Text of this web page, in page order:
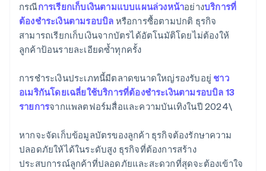
กรณีการเรียกเก็บเงินตามแบบแผนล่วงหน้าอย่างบริการที่
ต้องชำระเงินตามรอบบิล หรือการซื้อตามปกติ ธุรกิจ
สามารถเรียกเก็บเงินจากบัตรได้อัตโนมัติโดยไม่ต้องให้
ลูกค้าป้อนรายละเอียดซ้ำทุกครั้ง
การชำระเงินประเภทนี้มีตลาดขนาดใหญ่รองรับอยู่ ชาว
อเมริกันโดยเฉลี่ยใช้บริการที่ต้องชำระเงินตามรอบบิล 13
รายการจากแพลตฟอร์มสื่อและความบันเทิงในปี 2024\
หากจะจัดเก็บข้อมูลบัตรของลูกค้า ธุรกิจต้องรักษาความ
ปลอดภัยให้ได้ในระดับสูง ธุรกิจที่ต้องการสร้าง
ประสบการณ์ลูกค้าที่ปลอดภัยและสะดวกที่สุดจะต้องเข้าใจ